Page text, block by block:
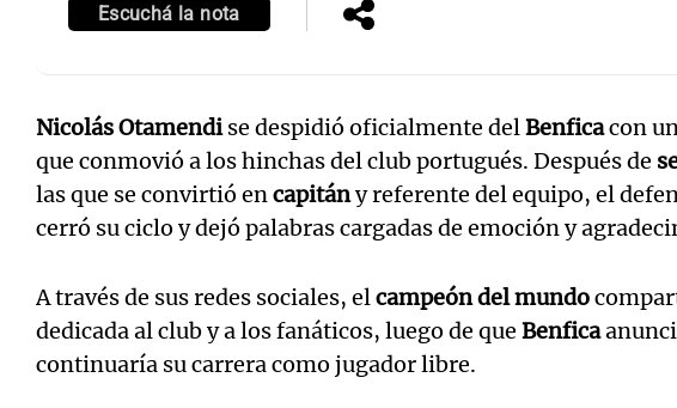
Escuchá la nota
Nicolás Otamendise despidió oficialmente delBenficacon
que conmovió a los hinchas del club portugués. Después de
las que se convirtió encapitány referente del equipo, el
cerró su ciclo y dejó palabras cargadas de emoción y
A través de sus redes sociales, elcampeón del mundo
dedicada al club y a los fanáticos, luego de que Benfica
continuaría su carrera como jugador libre.